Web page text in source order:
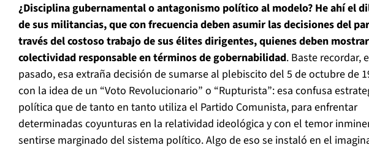
¿Disciplina gubernamental o antagonismo político al modelo? He ahí el
de sus militancias, que con frecuencia deben asumir las decisiones del
través del costoso trabajo de sus élites dirigentes, quienes deben
colectividad responsable en términos de gobernabilidad. Baste recordar,
pasado, esa extraña decisión de sumarse al plebiscito del 5 de octubre de
con la idea de un “Voto Revolucionario” o “Rupturista”: esa confusa
política que de tanto en tanto utiliza el Partido Comunista, para enfrentar
determinadas coyunturas en la relatividad ideológica y con el temor
sentirse marginado del sistema político. Algo de eso se instaló en el